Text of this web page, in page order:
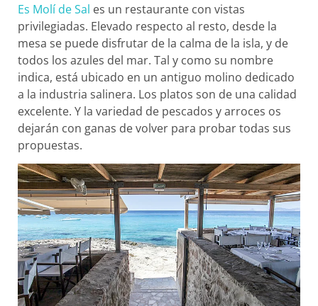
Es Molí de Sal es un restaurante con vistas
privilegiadas. Elevado respecto al resto, desde la
mesa se puede disfrutar de la calma de la isla, y de
todos los azules del mar. Tal y como su nombre
indica, está ubicado en un antiguo molino dedicado
a la industria salinera. Los platos son de una calidad
excelente. Y la variedad de pescados y arroces os
dejarán con ganas de volver para probar todas sus
propuestas.